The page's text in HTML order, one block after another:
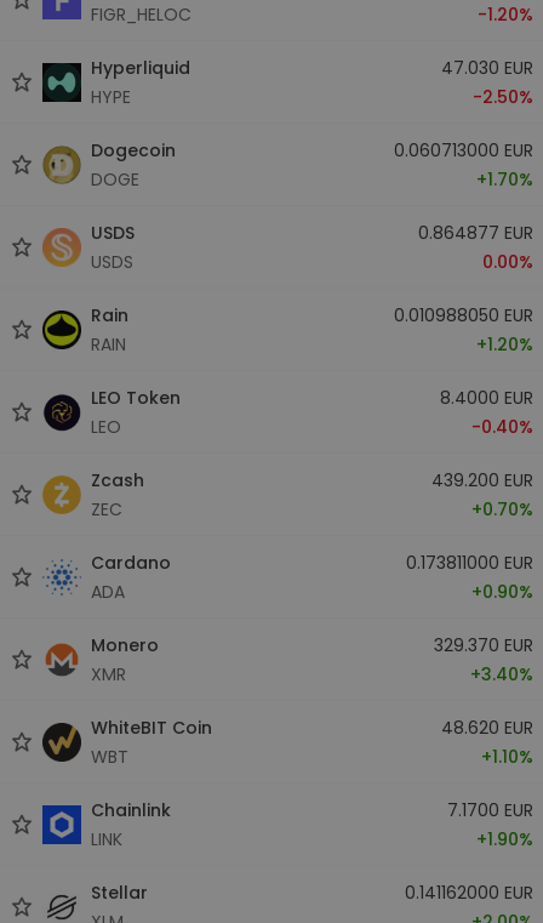
FIGR_HELOC
-1.20%
Hyperliquid
HYPE
47.030 EUR
-2.50%
Dogecoin
DOGE
0.060713000 EUR
+1.70%
USDS
USDS
0.864877 EUR
0.00%
Rain
RAIN
0.010988050 EUR
+1.20%
LEO Token
LEO
8.4000 EUR
-0.40%
Zcash
ZEC
439.200 EUR
+0.70%
Cardano
ADA
0.173811000 EUR
+0.90%
Monero
XMR
329.370 EUR
+3.40%
WhiteBIT Coin
WBT
48.620 EUR
+1.10%
Chainlink
LINK
7.1700 EUR
+1.90%
Stellar
0.141162000 EUR